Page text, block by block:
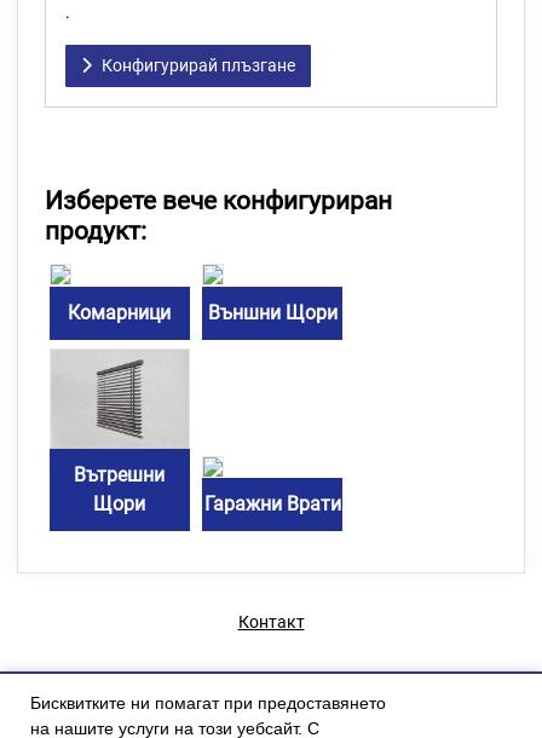
Бисквитките ни помагат при предоставянето
на нашите услуги на този уебсайт. С
.
Конфигурирай плъзгане
Изберете вече конфигуриран
продукт:
Комарници Външни Щори
Вътрешни
Щори
Гаражни Врати
Контакт